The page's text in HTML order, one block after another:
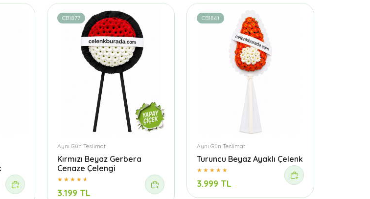
CB1877
Aynı Gün Teslimat
Kırmızı Beyaz Gerbera
Cenaze Çelengi
3.199 TL
CB1861
Aynı Gün Teslimat
Turuncu Beyaz Ayaklı Çelenk
3.999 TL